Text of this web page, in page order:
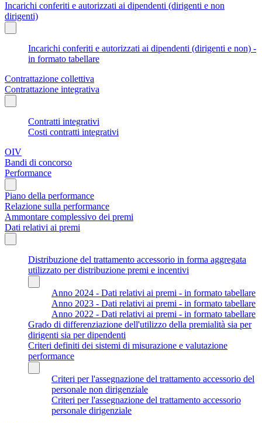
Incarichi conferiti e autorizzati ai dipendenti (dirigenti e non
dirigenti)
Incarichi conferiti e autorizzati ai dipendenti (dirigenti e non) -
in formato tabellare
Contrattazione collettiva
Contrattazione integrativa
Contratti integrativi
Costi contratti integrativi
OIV
Bandi di concorso
Performance
Piano della performance
Relazione sulla performance
Ammontare complessivo dei premi
Dati relativi ai premi
Distribuzione del trattamento accessorio in forma aggregata
utilizzato per distribuzione premi e incentivi
Anno 2024 - Dati relativi ai premi - in formato tabellare
Anno 2023 - Dati relativi ai premi - in formato tabellare
Anno 2022 - Dati relativi ai premi - in formato tabellare
Grado di differenziazione dell'utilizzo della premialità sia per
dirigenti sia per dipendenti
Criteri definiti dei sistemi di misurazione e valutazione
performance
Criteri per l'assegnazione del trattamento accessorio del
personale non dirigenziale
Criteri per l'assegnazione del trattamento accessorio
personale dirigenziale